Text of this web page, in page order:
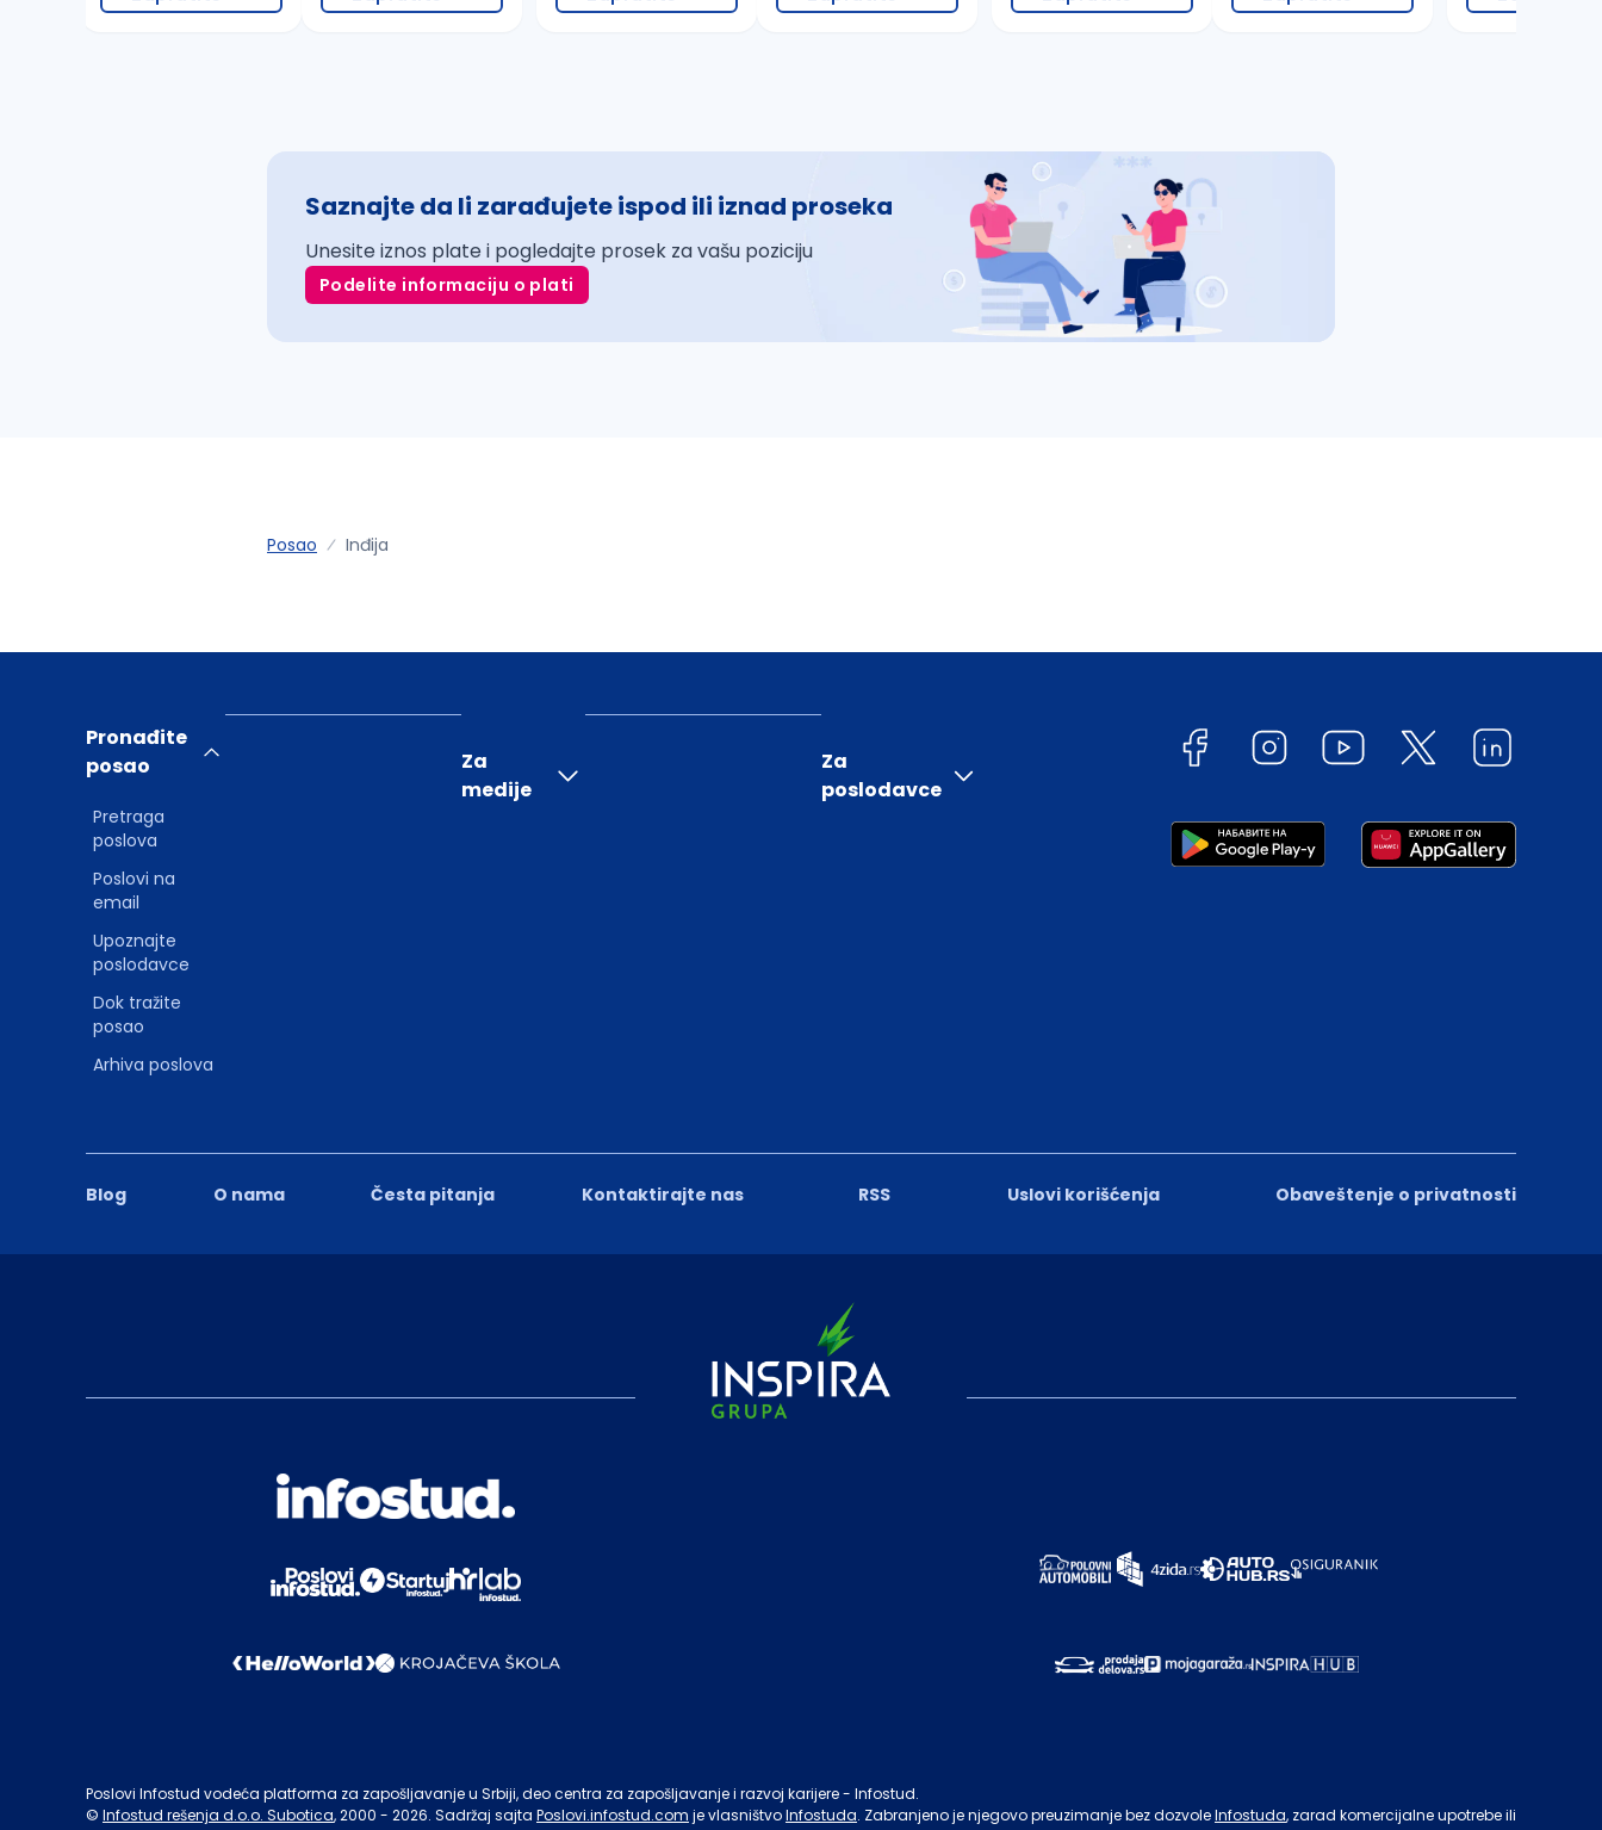
Saznajte da li zarađujete ispod ili iznad proseka
Unesite iznos plate i pogledajte prosek za vašu poziciju
Podelite informaciju o plati
Posao Inđija
Blog O nama Česta pitanja Kontaktirajte nas RSS Uslovi korišćenja Obaveštenje o privatnosti
Pronađite
posao
Pretraga
poslova
Poslovi na
email
Upoznajte
poslodavce
Dok tražite
posao
Arhiva poslova
Za
medije
Za
poslodavce
Poslovi Infostud vodeća platforma za zapošljavanje u Srbiji, deo centra za zapošljavanje i razvoj karijere - Infostud.
© Infostud rešenja d.o.o. Subotica, 2000 - 2026. Sadržaj sajta Poslovi.infostud.com je vlasništvoInfostuda. Zabranjeno je njegovo preuzimanje bez dozvoleInfostuda, zarad komercijalne upotrebe ili